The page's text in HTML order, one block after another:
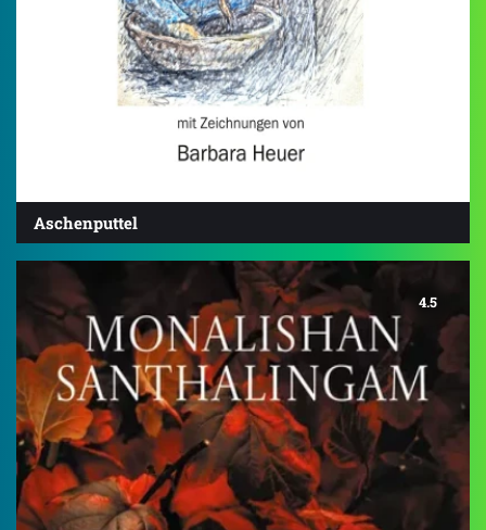
Aschenputtel
4.5